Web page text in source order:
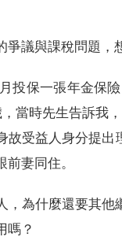
議與課稅問題，
投保一張年金保
當時先生告訴我
故受益人身分提
妻同住。
，為什麼還要其
嗎？